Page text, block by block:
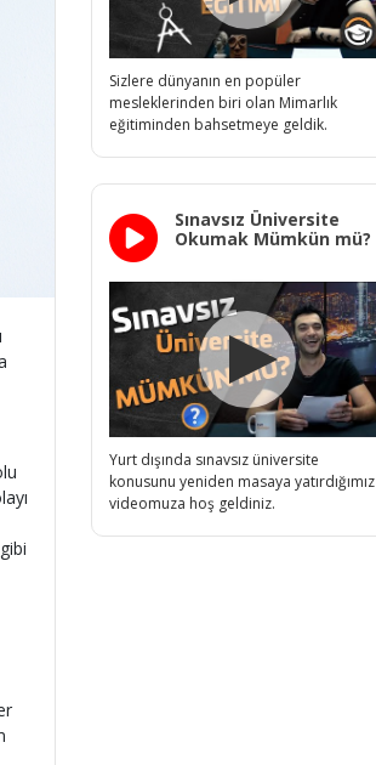
Sizlere dünyanın en popüler
mesleklerinden biri olan Mimarlık
eğitiminden bahsetmeye geldik.
Sınavsız Üniversite
Okumak Mümkün mü?
Yurt dışında sınavsız üniversite
konusunu yeniden masaya yatırdığımız
videomuza hoş geldiniz.